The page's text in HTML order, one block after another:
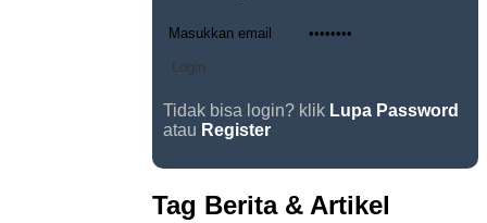
Tidak bisa login? klik Lupa Password
atau Register
Tag Berita & Artikel